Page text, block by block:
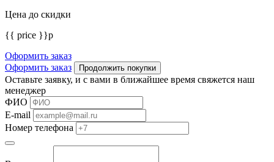
Цена до скидки
{{ price }}р
Оформить заказ
Оформить заказ
Продолжить покупки
Оставьте заявку, и с вами в ближайшее время свяжется наш
менеджер
ФИО
E-mail
Номер телефона